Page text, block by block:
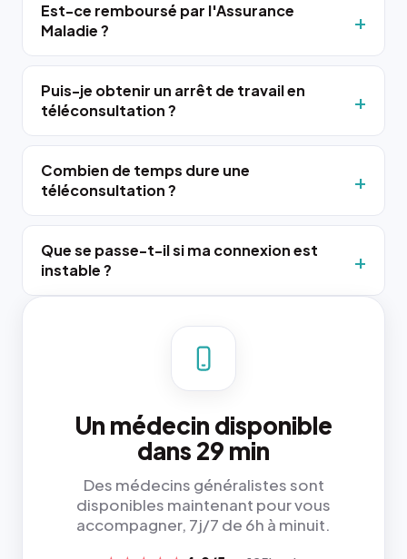
Est-ce remboursé par l'Assurance
Maladie ?
Puis-je obtenir un arrêt de travail en
téléconsultation ?
Combien de temps dure une
téléconsultation ?
Que se passe-t-il si ma connexion est
instable ?
Un médecin disponible
dans 29 min
Des médecins généralistes sont
disponibles maintenant pour vous
accompagner, 7j/7 de 6h à minuit.